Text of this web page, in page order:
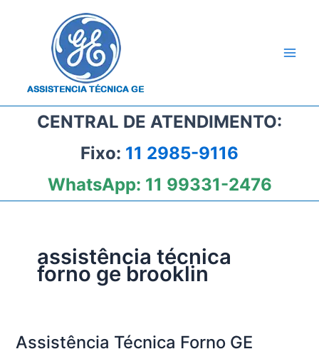
CENTRAL DE ATENDIMENTO:
Fixo: 11 2985-9116
WhatsApp: 11 99331-2476
assistência técnica
forno ge brooklin
Assistência Técnica Forno GE